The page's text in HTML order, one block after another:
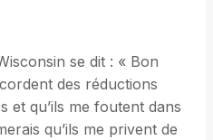
se dit : « Bon
des réductions
et qu’ils me foutent dans
qu’ils me privent de